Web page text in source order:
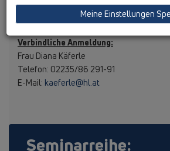
Veranstaltung
Verbindliche Anmeldung:
Frau Diana Käferle
Telefon: 02235/86 291-91
E-Mail: kaeferle@hl.at
Seminarreihe:
Meine Einstellungen